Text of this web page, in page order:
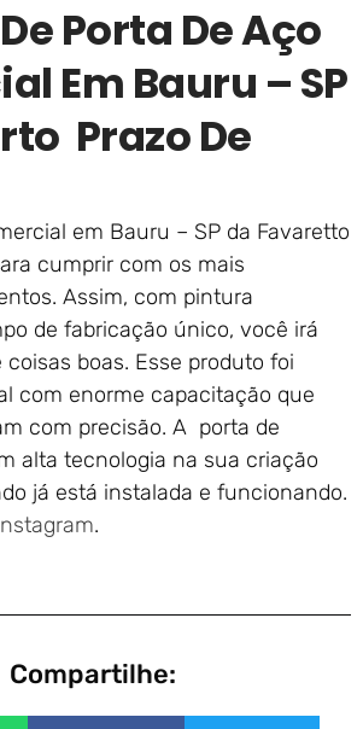
Porta De Aço
Em Bauru – SP
Prazo De
em Bauru – SP da Favaretto
cumprir com os mais
Assim, com pintura
de fabricação único, você irá
coisas boas. Esse produto foi
com enorme capacitação que
com precisão. A porta de
alta tecnologia na sua criação
já está instalada e funcionando.
.
Compartilhe: